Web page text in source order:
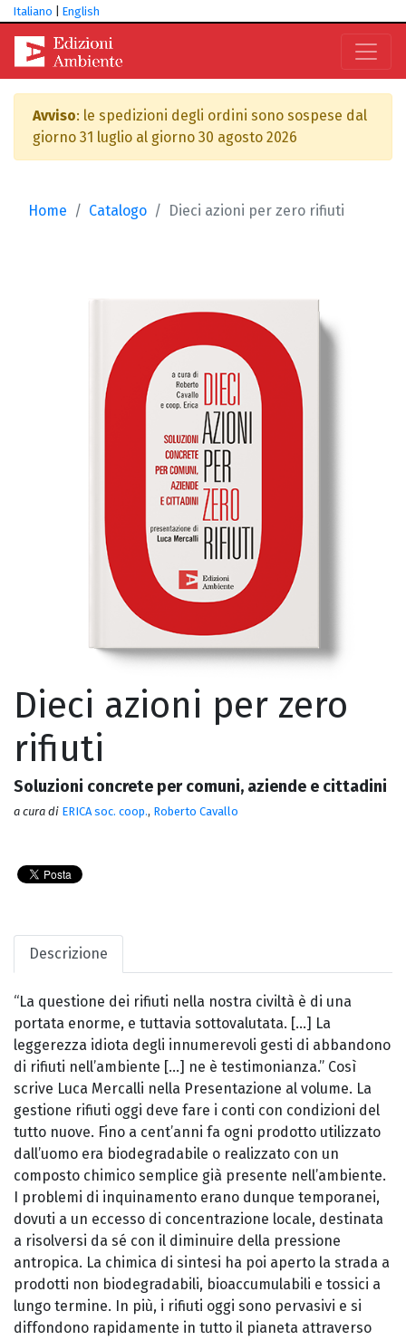
Italiano English
Avviso: le spedizioni degli ordini sono sospese dal
giorno 31 luglio al giorno 30 agosto 2026
Home Catalogo Dieci azioni per zero rifiuti
Dieci azioni per zero
rifiuti
Soluzioni concrete per comuni, aziende e cittadini
a cura di ERICA soc. coop., Roberto Cavallo
Descrizione
“La questione dei rifiuti nella nostra civiltà è di una
portata enorme, e tuttavia sottovalutata. [...] La
leggerezza idiota degli innumerevoli gesti di abbandono
di rifiuti nell’ambiente [...] ne è testimonianza.” Così
scrive Luca Mercalli nella Presentazione al volume. La
gestione rifiuti oggi deve fare i conti con condizioni del
tutto nuove. Fino a cent’anni fa ogni prodotto utilizzato
dall’uomo era biodegradabile o realizzato con un
composto chimico semplice già presente nell’ambiente.
I problemi di inquinamento erano dunque temporanei,
dovuti a un eccesso di concentrazione locale, destinata
a risolversi da sé con il diminuire della pressione
antropica. La chimica di sintesi ha poi aperto la strada a
prodotti non biodegradabili, bioaccumulabili e tossici a
lungo termine. In più, i rifiuti oggi sono pervasivi e si
diffondono rapidamente in tutto il pianeta attraverso